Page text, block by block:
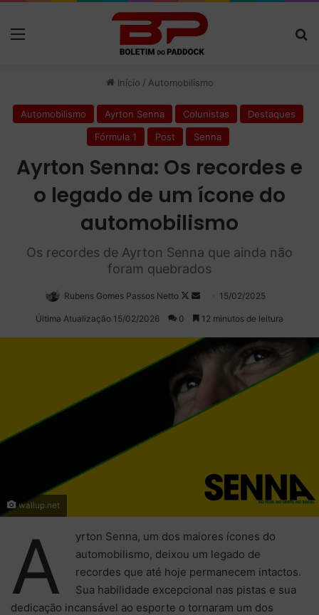
Início / Automobilismo
Automobilismo Ayrton Senna Colunistas
Destaques
Fórmula 1
Post Senna
Ayrton Senna: Os recordes e
o legado de um ícone do
automobilismo
Os recordes de Ayrton Senna que ainda não
foram quebrados
Rubens Gomes Passos Netto
Follow
on
Mande
um
15/02/2025
Última Atualização 15/02/2026 0 12 minutos de leitura
wallup.net
A
yrton Senna, um dos maiores ícones do
automobilismo, deixou um legado de
recordes que até hoje permanecem intactos.
Sua habilidade excepcional nas pistas e sua
dedicação incansável ao esporte o tornaram um dos